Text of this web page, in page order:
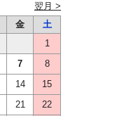
翌月 >
金
土
1
7
8
14
15
21
22